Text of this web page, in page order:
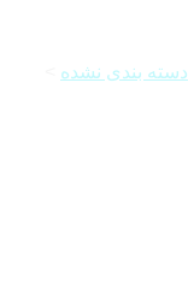
دسته بندی نشده